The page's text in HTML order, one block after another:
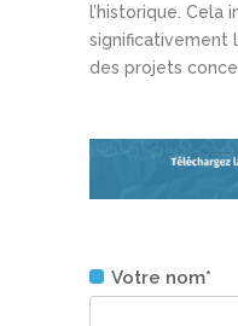
l’historique. Cela
significativement
des projets
Votre nom*